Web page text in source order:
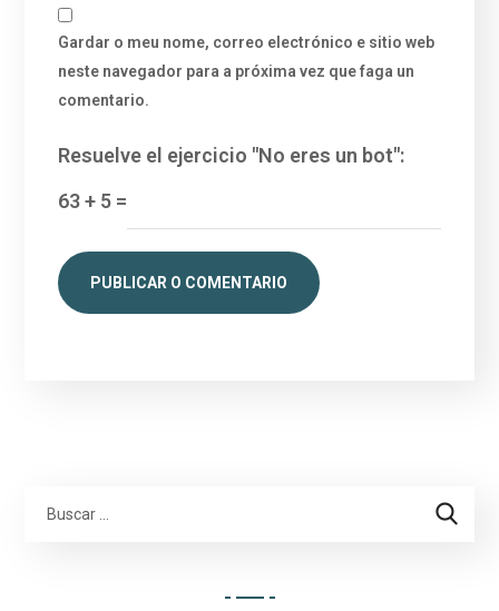
Gardar o meu nome, correo electrónico e sitio web
neste navegador para a próxima vez que faga un
comentario.
Resuelve el ejercicio "No eres un bot":
63 + 5 =